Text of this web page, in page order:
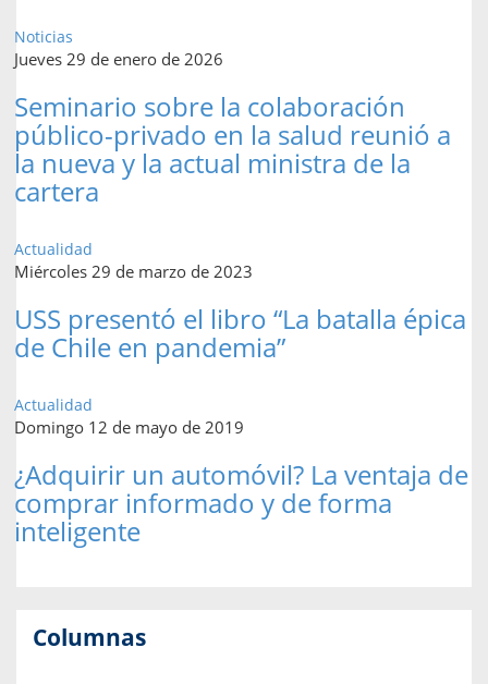
Noticias
Jueves 29 de enero de 2026
Seminario sobre la colaboración
público-privado en la salud reunió a
la nueva y la actual ministra de la
cartera
Actualidad
Miércoles 29 de marzo de 2023
USS presentó el libro “La batalla épica
de Chile en pandemia”
Actualidad
Domingo 12 de mayo de 2019
¿Adquirir un automóvil? La ventaja de
comprar informado y de forma
inteligente
Columnas